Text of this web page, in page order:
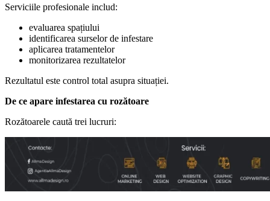
Serviciile profesionale includ:
evaluarea spațiului
identificarea surselor de infestare
aplicarea tratamentelor
monitorizarea rezultatelor
Rezultatul este control total asupra situației.
De ce apare infestarea cu rozătoare
Rozătoarele caută trei lucruri: